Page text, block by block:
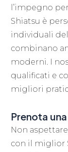
l’impegno
Shiatsu è
individuali
combinano
moderni. I
qualificati e
migliori
Prenota
Non
con il miglior